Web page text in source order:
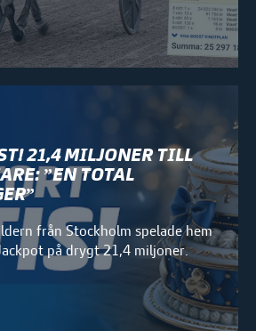
21,4 MILJONER TILL
”EN TOTAL
från Stockholm spelade hem
på drygt 21,4 miljoner.